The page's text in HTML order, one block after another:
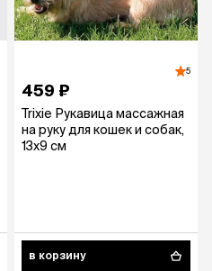
5
459 ₽
Trixie Рукавица массажная
на руку для кошек и собак,
13х9 см
в корзину